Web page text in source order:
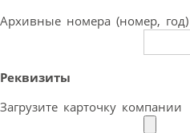
Архивные номера (номер, год)
Реквизиты
Загрузите карточку компании